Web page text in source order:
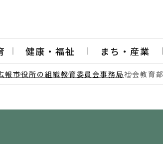
健康・福祉 まち・産業
報市役所の組織教育委員会事務局社会教育部